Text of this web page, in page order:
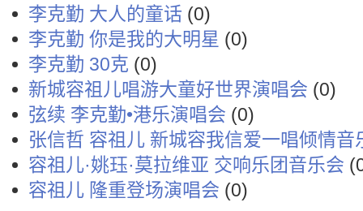
李克勤 大人的童话 (0)
李克勤 你是我的大明星 (0)
李克勤 30克 (0)
新城容祖儿唱游大童好世界演唱会 (0)
弦续 李克勤•港乐演唱会 (0)
张信哲 容祖儿 新城容我信爱一唱倾情音
容祖儿·姚珏·莫拉维亚 交响乐团音乐会
容祖儿 隆重登场演唱会 (0)